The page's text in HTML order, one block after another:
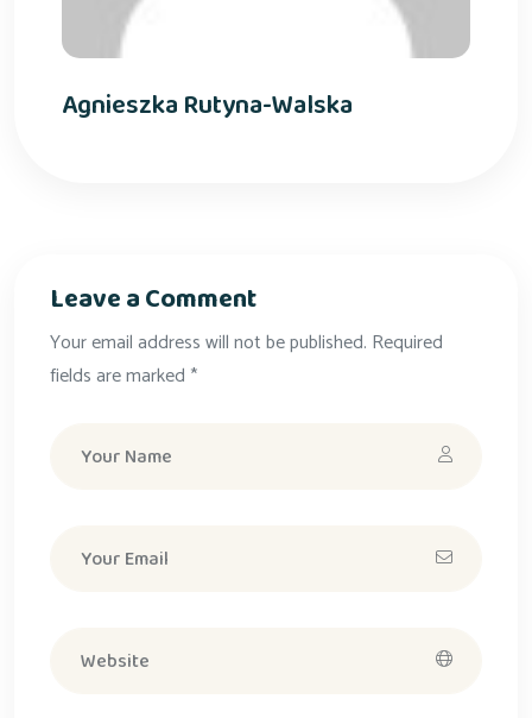
Agnieszka Rutyna-Walska
Leave a Comment
Your email address will not be published. Required
fields are marked *